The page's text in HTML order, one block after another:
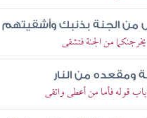
من الجنة بذنبك وأشقيتهم
من الجنة فتشقى
ومقعده من النار
قوله فأما من أعطى واتقى